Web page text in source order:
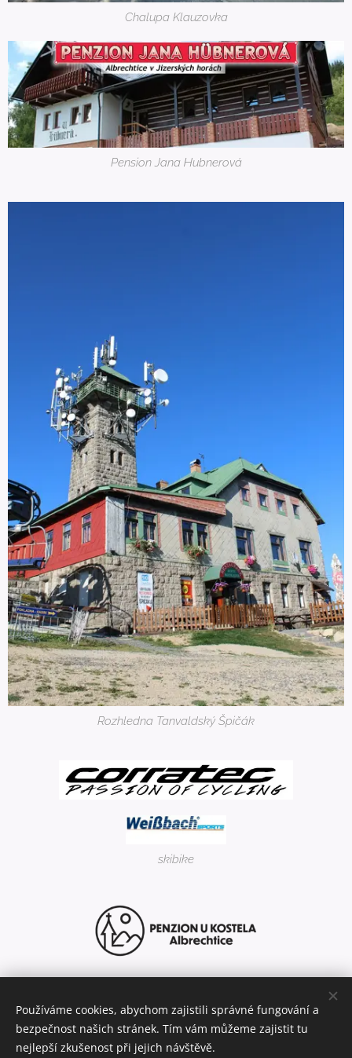
Chalupa Klauzovka
Pension Jana Hubnerová
Rozhledna Tanvaldský Špičák
skibike
Používáme cookies, abychom zajistili správné fungování a
bezpečnost našich stránek. Tím vám můžeme zajistit tu
nejlepší zkušenost při jejich návštěvě.